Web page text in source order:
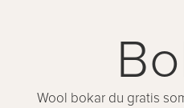
Wool bokar du gratis